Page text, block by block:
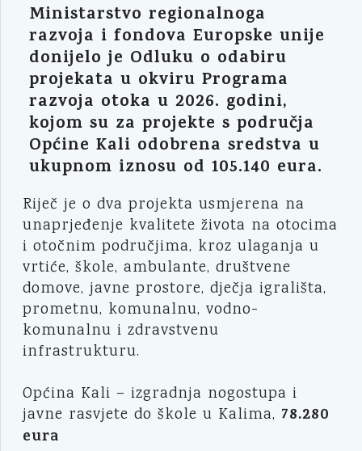
Ministarstvo regionalnoga
razvoja i fondova Europske unije
donijelo je Odluku o odabiru
projekata u okviru Programa
razvoja otoka u 2026. godini,
kojom su za projekte s područja
Općine Kali odobrena sredstva u
ukupnom iznosu od 105.140 eura.
Riječ je o dva projekta usmjerena na
unaprjeđenje kvalitete života na otocima
i otočnim područjima, kroz ulaganja u
vrtiće, škole, ambulante, društvene
domove, javne prostore, dječja igrališta,
prometnu, komunalnu, vodno-
komunalnu i zdravstvenu
infrastrukturu.
Općina Kali – izgradnja nogostupa i
javne rasvjete do škole u Kalima, 78.280
eura